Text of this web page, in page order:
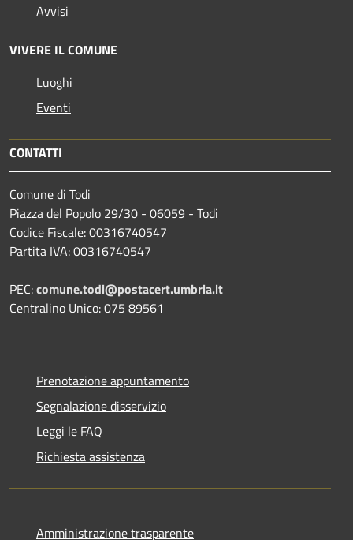
Avvisi
VIVERE IL COMUNE
Luoghi
Eventi
CONTATTI
Comune di Todi
Piazza del Popolo 29/30 - 06059 - Todi
Codice Fiscale: 00316740547
Partita IVA: 00316740547
PEC:comune.todi@postacert.umbria.it
Centralino Unico: 075 89561
Prenotazione appuntamento
Segnalazione disservizio
Leggi le FAQ
Richiesta assistenza
Amministrazione trasparente